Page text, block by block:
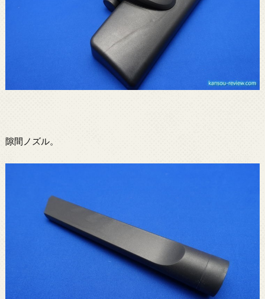
隙間ノズル。